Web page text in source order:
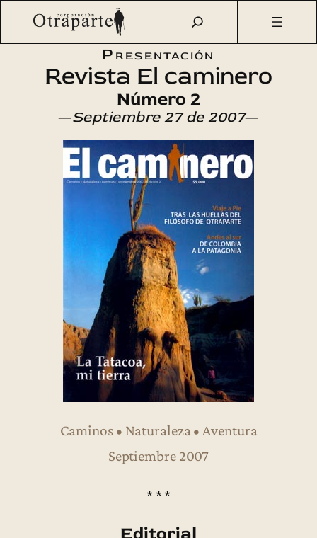
Saltar
Otraparte.org/ Agenda Cultural Literatura
Presentación
Presentación
Revista El caminero
Número 2
—Septiembre 27 de 2007—
Caminos • Naturaleza • Aventura
Septiembre 2007
* * *